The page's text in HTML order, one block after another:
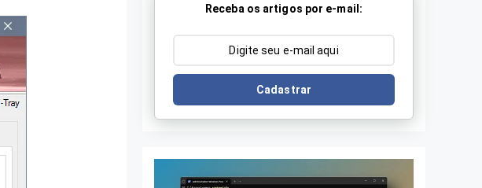
Receba os artigos por e-mail:
Cadastrar